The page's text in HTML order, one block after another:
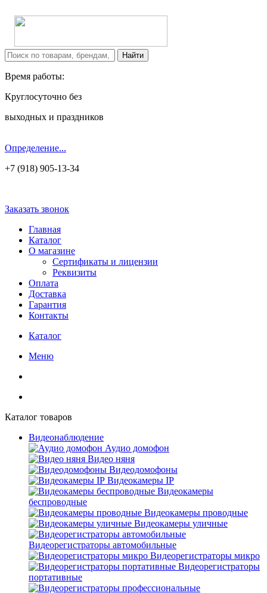
Время работы:
Круглосуточно без
выходных и праздников
Определение...
+7 (918) 905-13-34
Заказать звонок
Главная
Каталог
О магазине
Сертификаты и лицензии
Реквизиты
Оплата
Доставка
Гарантия
Контакты
Каталог
Меню
Каталог товаров
Видеонаблюдение
Аудио домофон
Видео няня
Видеодомофоны
Видеокамеры IP
Видеокамеры
беспроводные
Видеокамеры проводные
Видеокамеры уличные
Видеорегистраторы автомобильные
Видеорегистраторы микро
Видеорегистраторы
портативные